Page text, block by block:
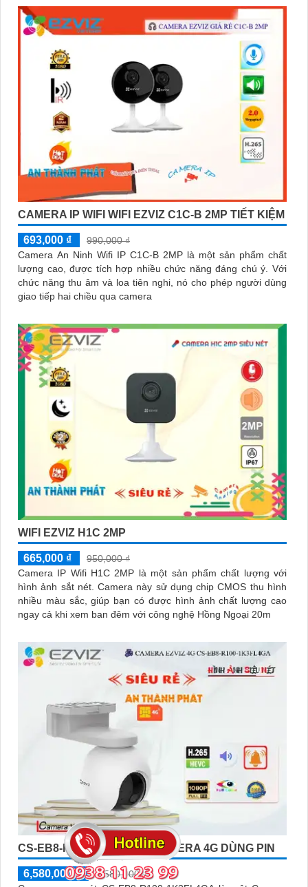
CAMERA IP WIFI WIFI EZVIZ C1C-B 2MP TIẾT KIỆM
693,000 ₫
990,000 ₫
Camera An Ninh Wifi IP C1C-B 2MP là một sản phẩm chất
lượng cao, được tích hợp nhiều chức năng đáng chú ý. Với
chức năng thu âm và loa tiên nghi, nó cho phép người dùng
giao tiếp hai chiều qua camera
WIFI EZVIZ H1C 2MP
665,000 ₫
950,000 ₫
Camera IP Wifi H1C 2MP là một sản phẩm chất lượng với
hình ảnh sắt nét. Camera này sử dụng chip CMOS thu hình
nhiều màu sắc, giúp bạn có được hình ảnh chất lượng cao
ngay cả khi xem ban đêm với công nghệ Hồng Ngoại 20m
CS-EB8-R100-1K3FL4GA CAMERA 4G DÙNG PIN
6,580,000 ₫
6,580,000 ₫